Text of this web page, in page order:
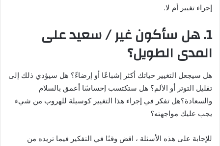
إجراء تغيير أم لا.
1. هل سأكون غير / سعيد على
المدى الطويل؟
هل سيجعل التغيير حياتك أكثر إشباعًا أو إرضاءً؟ هل سيؤدي ذلك إلى
تقليل التوتر أو الألم؟ هل ستكتسب إحساسًا أعمق بالسلام
والسعادة؟هل تفكر في إجراء هذا التغيير كوسيلة للهروب من شيء
يجب عليك مواجهته؟
للإجابة على هذه الأسئلة ، اقض وقتًا في التفكير فيما تريده من